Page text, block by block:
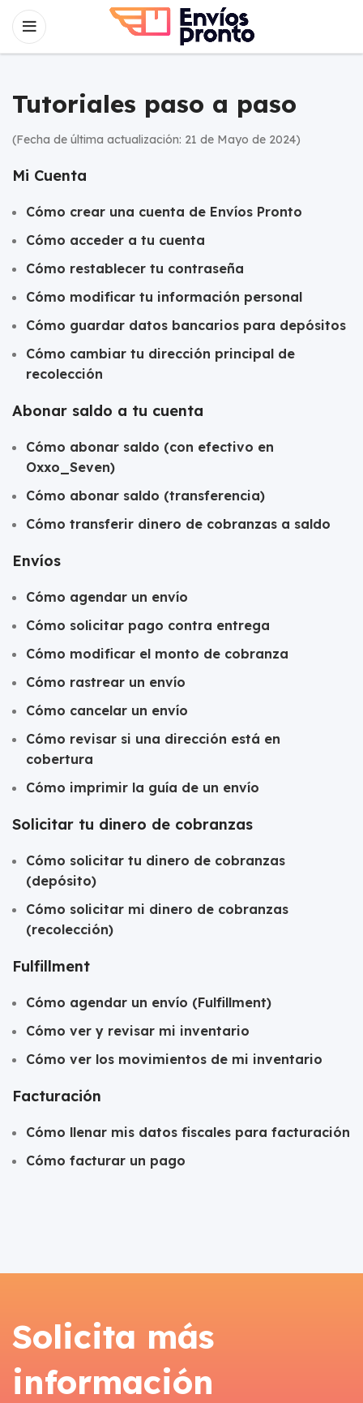
Tutoriales paso a paso
(Fecha de última actualización: 21 de Mayo de 2024)
Mi Cuenta
Cómo crear una cuenta de Envíos Pronto
Cómo acceder a tu cuenta
Cómo restablecer tu contraseña
Cómo modificar tu información personal
Cómo guardar datos bancarios para depósitos
Cómo cambiar tu dirección principal de
recolección
Abonar saldo a tu cuenta
Cómo abonar saldo (con efectivo en
Oxxo_Seven)
Cómo abonar saldo (transferencia)
Cómo transferir dinero de cobranzas a saldo
Envíos
Cómo agendar un envío
Cómo solicitar pago contra entrega
Cómo modificar el monto de cobranza
Cómo rastrear un envío
Cómo cancelar un envío
Cómo revisar si una dirección está en
cobertura
Cómo imprimir la guía de un envío
Solicitar tu dinero de cobranzas
Cómo solicitar tu dinero de cobranzas
(depósito)
Cómo solicitar mi dinero de cobranzas
(recolección)
Fulfillment
Cómo agendar un envío (Fulfillment)
Cómo ver y revisar mi inventario
Cómo ver los movimientos de mi inventario
Facturación
Cómo llenar mis datos fiscales para facturación
Cómo facturar un pago
Solicita más
información